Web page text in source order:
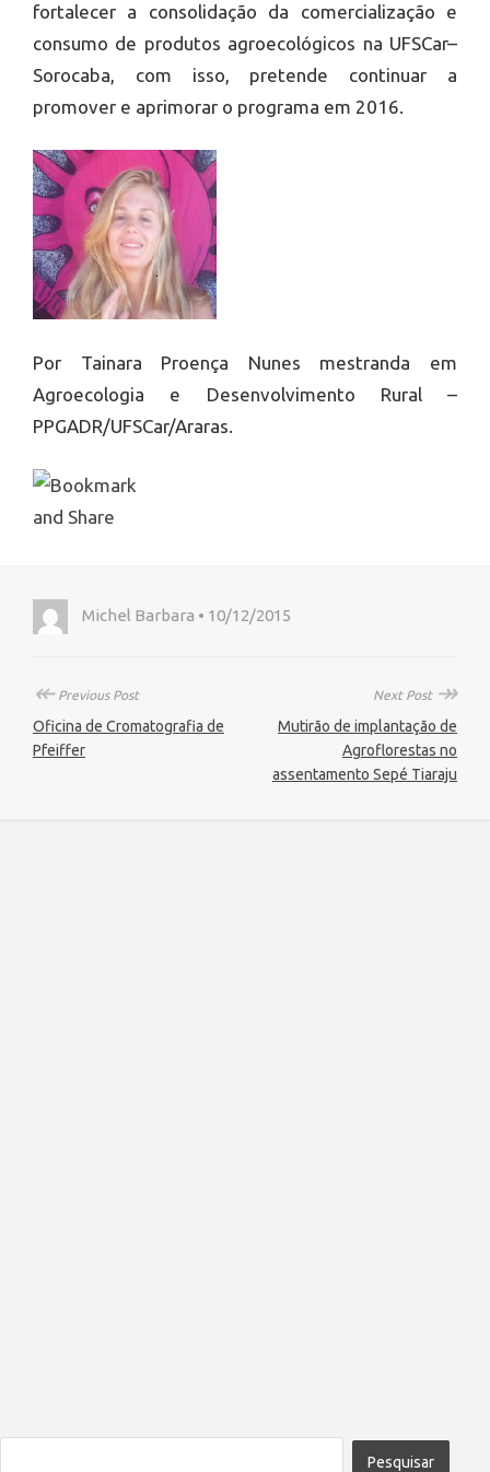
fortalecer a consolidação da comercialização e
consumo de produtos agroecológicos na UFSCar–
Sorocaba, com isso, pretende continuar a
promover e aprimorar o programa em 2016.
Por Tainara Proença Nunes mestranda em
Agroecologia e Desenvolvimento Rural –
PPGADR/UFSCar/Araras.
Michel Barbara • 10/12/2015
↞Previous Post
Oficina de Cromatografia de
Pfeiffer
Next Post ↠
Mutirão de implantação de
Agroflorestas no
assentamento Sepé Tiaraju